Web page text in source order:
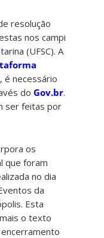
resolução
nos campi
(UFSC). A
é necessário
doGov.br.
ser feitas por
os
que foram
no dia
da
Esta
o texto